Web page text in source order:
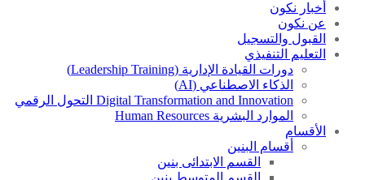
أخبار نكون
عن نكون
القبول والتسجيل
التعليم التنفيذي
دورات القيادة الإدارية (Leadership Training)
الذكاء الاصطناعي (AI)
Digital Transformation and Innovation التحول الرقمي
الموارد البشرية Human Resources
الأقسام
أقسام البنين
القسم الابتدائى بنين